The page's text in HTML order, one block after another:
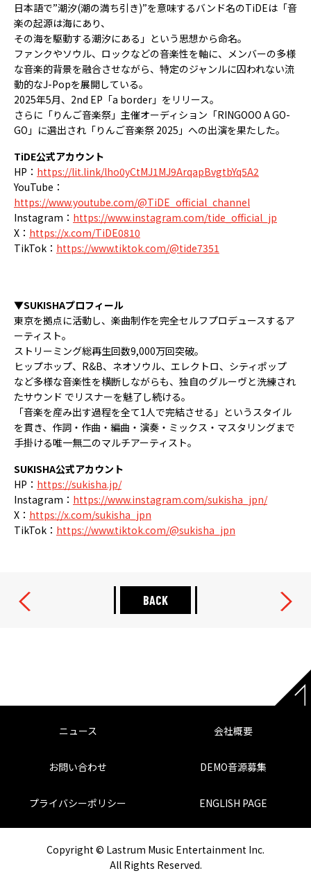
日本語で”潮汐(潮の満ち引き)”を意味するバンド名のTiDEは「音
楽の起源は海にあり、
その海を駆動する潮汐にある」という思想から命名。
ファンクやソウル、ロックなどの音楽性を軸に、メンバーの多様
な音楽的背景を融合させながら、特定のジャンルに囚われない流
動的なJ-Popを展開している。
2025年5月、2nd EP「a border」をリリース。
さらに「りんご音楽祭」主催オーディション「RINGOOO A GO-
GO」に選出され「りんご音楽祭 2025」への出演を果たした。
TiDE公式アカウント
HP： https://lit.link/lho0yCtMJ1MJ9ArqapBvgtbYq5A2
YouTube：
https://www.youtube.com/@TiDE_official_channel
Instagram： https://www.instagram.com/tide_official_jp
X： https://x.com/TiDE0810
TikTok： https://www.tiktok.com/@tide7351
▼SUKISHAプロフィール
東京を拠点に活動し、楽曲制作を完全セルフプロデュースするア
ーティスト。
ストリーミング総再生回数9,000万回突破。
ヒップホップ、R&B、ネオソウル、エレクトロ、シティポップ
など多様な音楽性を横断しながらも、独自のグルーヴと洗練され
たサウンド でリスナーを魅了し続ける。
「音楽を産み出す過程を全て1人で完結させる」というスタイル
を貫き、作詞・作曲・編曲・演奏・ミックス・マスタリングまで
手掛ける唯一無二のマルチアーティスト。
SUKISHA公式アカウント
HP： https://sukisha.jp/
Instagram： https://www.instagram.com/sukisha_jpn/
X： https://x.com/sukisha_jpn
TikTok： https://www.tiktok.com/@sukisha_jpn
BACK
ニュース 会社概要
お問い合わせ DEMO音源募集
プライバシーポリシー ENGLISH PAGE
Copyright © Lastrum Music Entertainment Inc.
All Rights Reserved.